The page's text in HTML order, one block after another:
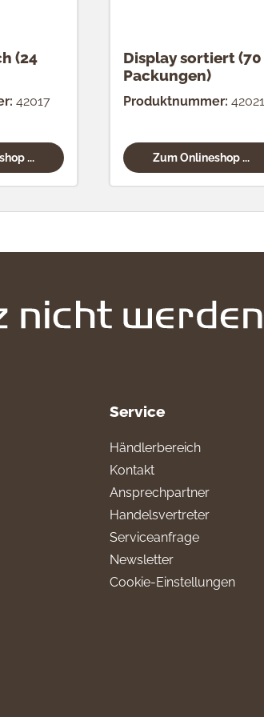
(24
42017
...
Display sortiert (70
Packungen)
Produktnummer: 42021
Zum Onlineshop ...
Service
Händlerbereich
Kontakt
Ansprechpartner
Handelsvertreter
Serviceanfrage
Newsletter
Cookie-Einstellungen